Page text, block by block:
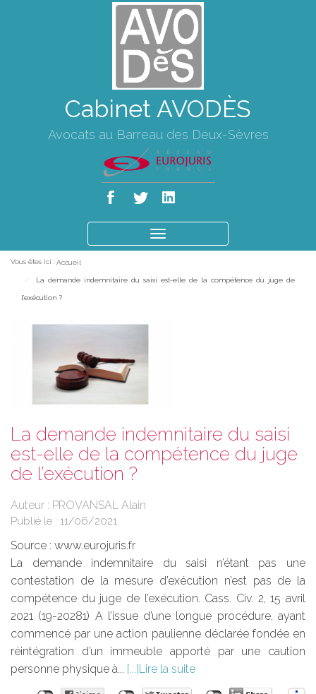
Cabinet AVODÈS
Avocats au Barreau des Deux-Sèvres
le
Vous êtes ici : Accueil
La demande indemnitaire du saisi est-elle de la compétence du juge de
l’exécution ?
La demande indemnitaire du saisi
est-elle de la compétence du juge
de l’exécution ?
Auteur : PROVANSAL Alain
Publié le : 11/06/2021
Source : www.eurojuris.fr
La demande indemnitaire du saisi n’étant pas une
contestation de la mesure d’exécution n’est pas de la
compétence du juge de l’exécution. Cass. Civ. 2, 15 avril
2021 (19-20281) A l’issue d’une longue procédure, ayant
commencé par une action paulienne déclarée fondée en
réintégration d’un immeuble apporté par une caution
personne physique à...
Lire la suite